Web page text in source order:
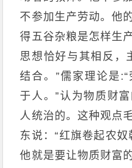
不参加生产劳动。他
得五谷杂粮是怎样生
思想恰好与其相反，
结合。”儒家理论是
于人。”认为物质财
人统治的。这种观点
东说：“红旗卷起农
他就是要让物质财富